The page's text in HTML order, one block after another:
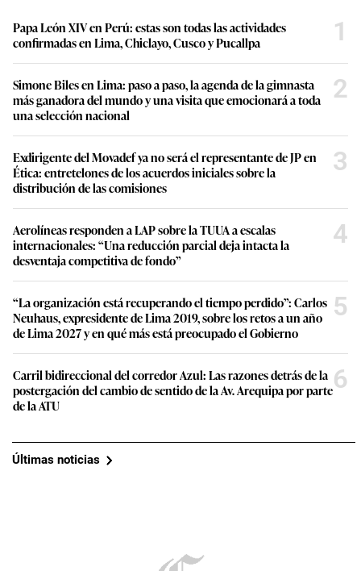
Papa León XIV en Perú: estas son todas las actividades
confirmadas en Lima, Chiclayo, Cusco y Pucallpa
1
Simone Biles en Lima: paso a paso, la agenda de la gimnasta
más ganadora del mundo y una visita que emocionará a toda
una selección nacional
2
Exdirigente del Movadef ya no será el representante de JP en
Ética: entretelones de los acuerdos iniciales sobre la
distribución de las comisiones
3
Aerolíneas responden a LAP sobre la TUUA a escalas
internacionales: “Una reducción parcial deja intacta la
desventaja competitiva de fondo”
4
“La organización está recuperando el tiempo perdido”: Carlos
Neuhaus, expresidente de Lima 2019, sobre los retos a un año
de Lima 2027 y en qué más está preocupado el Gobierno
5
Carril bidireccional del corredor Azul: Las razones detrás de la
postergación del cambio de sentido de la Av. Arequipa por parte
de la ATU
6
Últimas noticias